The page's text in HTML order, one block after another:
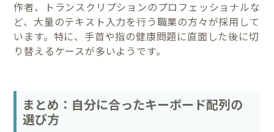
作者、トランスクリプションのプロフェッショナルな
ど、大量のテキスト入力を行う職業の方々が採用して
います。特に、手首や指の健康問題に直面した後に切
り替えるケースが多いようです。
まとめ：自分に合ったキーボード配列の
選び方